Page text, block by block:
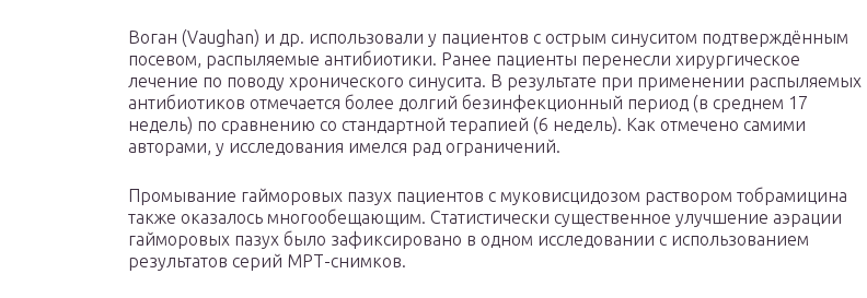
Воган (Vaughan) и др. использовали у пациентов с острым синуситом подтверждённым
посевом, распыляемые антибиотики. Ранее пациенты перенесли хирургическое
лечение по поводу хронического синусита. В результате при применении распыляемых
антибиотиков отмечается более долгий безинфекционный период (в среднем 17
недель) по сравнению со стандартной терапией (6 недель). Как отмечено самими
авторами, у исследования имелся рад ограничений.
Промывание гайморовых пазух пациентов с муковисцидозом раствором тобрамицина
также оказалось многообещающим. Статистически существенное улучшение аэрации
гайморовых пазух было зафиксировано в одном исследовании с использованием
результатов серий МРТ-снимков.